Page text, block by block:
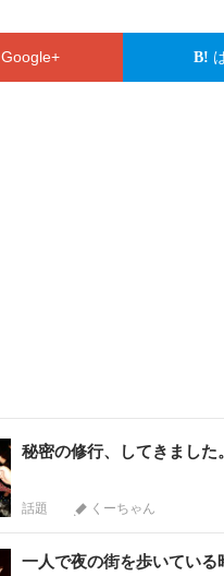
Google+
秘密の修行、してきました。
話題 くーちゃん
一人で夜の街を歩いている